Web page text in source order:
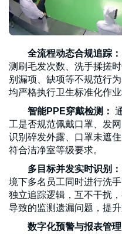
全流程动态合规追踪：
测刷毛发次数、洗手揉搓
别漏项、缺项等不规范行
均严格执行卫生标准化作业
智能PPE穿戴检测：
工是否规范佩戴口罩、发
识别碎发外露、口罩未遮
符合洁净室等级要求。
多目标并发实时识别：
境下多名员工同时进行洗
独立追踪逻辑，互不干扰
导致的监测遗漏问题，提升
数字化预警与报表管理